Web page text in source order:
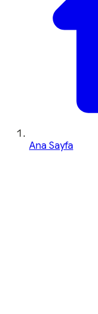
Ana Sayfa